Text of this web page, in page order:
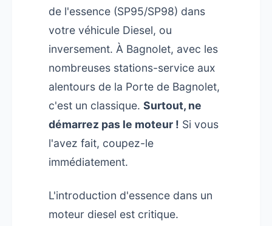
de l'essence (SP95/SP98) dans
votre véhicule Diesel, ou
inversement. À Bagnolet, avec les
nombreuses stations-service aux
alentours de la Porte de Bagnolet,
c'est un classique. Surtout, ne
démarrez pas le moteur ! Si vous
l'avez fait, coupez-le
immédiatement.
L'introduction d'essence dans un
moteur diesel est critique.